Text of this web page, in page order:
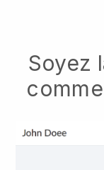
Soyez